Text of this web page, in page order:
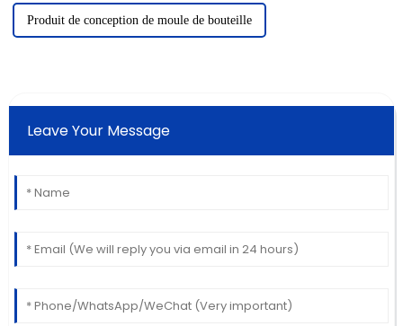
Produit de conception de moule de bouteille
Leave Your Message